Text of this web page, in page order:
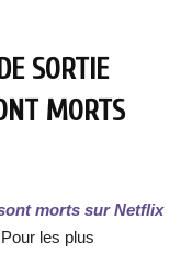
SORTIE
MORTS
morts sur Netflix
les plus